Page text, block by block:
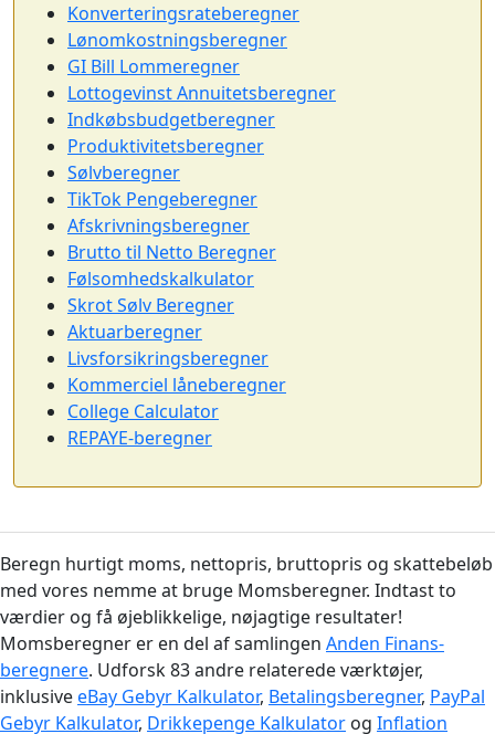
Konverteringsrateberegner
Lønomkostningsberegner
GI Bill Lommeregner
Lottogevinst Annuitetsberegner
Indkøbsbudgetberegner
Produktivitetsberegner
Sølvberegner
TikTok Pengeberegner
Afskrivningsberegner
Brutto til Netto Beregner
Følsomhedskalkulator
Skrot Sølv Beregner
Aktuarberegner
Livsforsikringsberegner
Kommerciel låneberegner
College Calculator
REPAYE-beregner
Beregn hurtigt moms, nettopris, bruttopris og skattebeløb
med vores nemme at bruge Momsberegner. Indtast to
værdier og få øjeblikkelige, nøjagtige resultater!
Momsberegner er en del af samlingen Anden Finans-
beregnere. Udforsk 83 andre relaterede værktøjer,
inklusiveeBay Gebyr Kalkulator, Betalingsberegner, PayPal
Gebyr Kalkulator, Drikkepenge Kalkulator og Inflation